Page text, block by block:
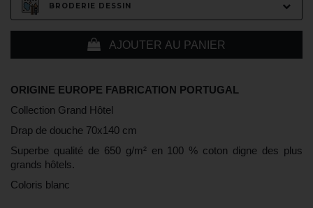
ORIGINE EUROPE FABRICATION PORTUGAL
Collection Grand Hôtel
Drap de douche 70x140 cm
Superbe qualité de 650 g/m² en 100 % coton digne des plus
grands hôtels.
Coloris blanc
BRODERIE DESSIN
AJOUTER AU PANIER